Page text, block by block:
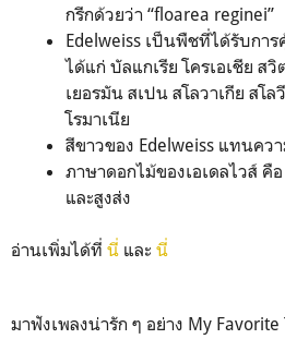
กรีกด้วยว่า “floarea reginei”
Edelweiss เป็นพืชที่ได้รับกา
ได้แก่ บัลแกเรีย โครเอเชีย ส
เยอรมัน สเปน สโลวาเกีย สโล
โรมาเนีย
สีขาวของ Edelweiss แทนคว
ภาษาดอกไม้ของเอเดลไวส์ คื
และสูงส่ง
อ่านเพิ่มได้ที่ นี่ และ นี่
มาฟังเพลงน่ารัก ๆ อย่าง My Favorite